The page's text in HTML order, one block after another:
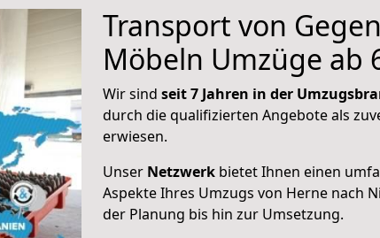
Transport von
Möbeln Umzüge ab
Wir sind seit 7 Jahren in der
durch die qualifizierten Angebote als
erwiesen.
Unser Netzwerk bietet Ihnen einen
Aspekte Ihres Umzugs von Herne nach
der Planung bis hin zur Umsetzung.